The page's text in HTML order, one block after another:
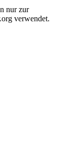
nur zur
verwendet.